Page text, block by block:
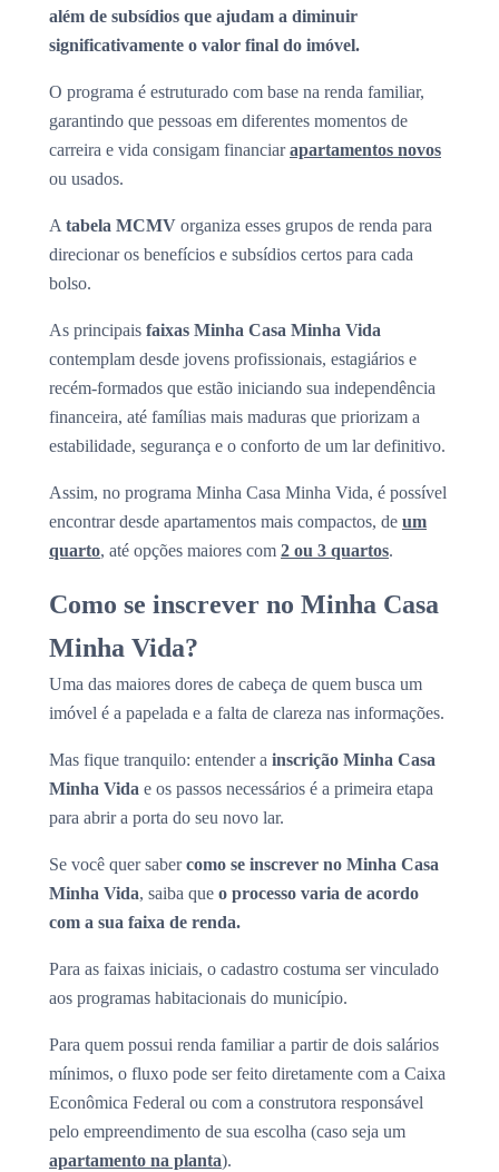
além de subsídios que ajudam a diminuir
significativamente o valor final do imóvel.
O programa é estruturado com base na renda familiar,
garantindo que pessoas em diferentes momentos de
carreira e vida consigam financiarapartamentos novos
ou usados.
A tabela MCMV organiza esses grupos de renda para
direcionar os benefícios e subsídios certos para cada
bolso.
As principais faixas Minha Casa Minha Vida
contemplam desde jovens profissionais, estagiários e
recém-formados que estão iniciando sua independência
financeira, até famílias mais maduras que priorizam a
estabilidade, segurança e o conforto de um lar definitivo.
Assim, no programa Minha Casa Minha Vida, é possível
encontrar desde apartamentos mais compactos, de um
quarto, até opções maiores com 2 ou 3 quartos.
Como se inscrever no Minha Casa
Minha Vida?
Uma das maiores dores de cabeça de quem busca um
imóvel é a papelada e a falta de clareza nas informações.
Mas fique tranquilo: entender a inscrição Minha Casa
Minha Vida e os passos necessários é a primeira etapa
para abrir a porta do seu novo lar.
Se você quer sabercomo se inscrever no Minha Casa
Minha Vida, saiba que o processo varia de acordo
com a sua faixa de renda.
Para as faixas iniciais, o cadastro costuma ser vinculado
aos programas habitacionais do município.
Para quem possui renda familiar a partir de dois salários
mínimos, o fluxo pode ser feito diretamente com a Caixa
Econômica Federal ou com a construtora responsável
pelo empreendimento de sua escolha (caso seja um
apartamento na planta).